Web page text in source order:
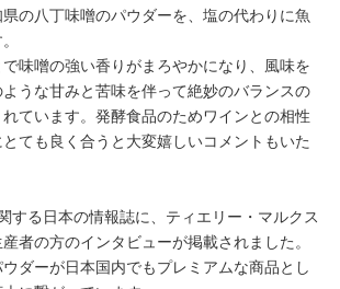
の八丁味噌のパウダーを、塩の代わりに魚
味噌の強い香りがまろやかになり、風味を
うな甘みと苦味を伴って絶妙のバランスの
ています。発酵食品のためワインとの相性
ても良く合うと大変嬉しいコメントもいた
する日本の情報誌に、ティエリー・マルクス
者の方のインタビューが掲載されました。
ダーが日本国内でもプレミアムな商品とし